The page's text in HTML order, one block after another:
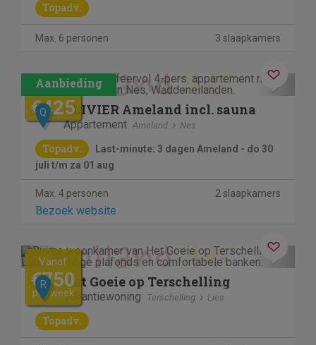
Topadv.
Max. 6 personen 3 slaapkamers
Previous Next
€745
€425
Q OLIVIER Ameland incl. sauna
Appartement Ameland Nes
Topadv.
Last-minute: 3 dagen Ameland - do 30
juli t/m za 01 aug
Max. 4 personen 2 slaapkamers
Bezoek website
Previous Next
Vanaf
€750
per week
R Het Goeie op Terschelling
Vakantiewoning Terschelling Lies
Topadv.